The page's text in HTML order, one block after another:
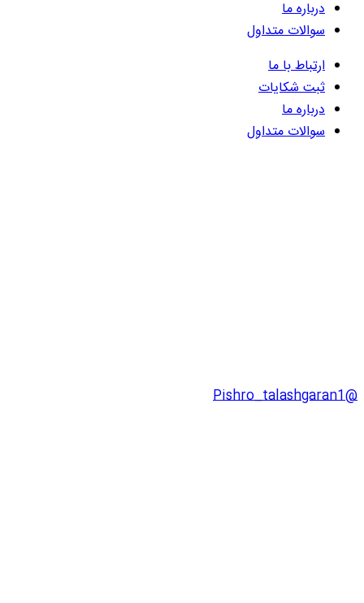
درباره ما
سوالات متداول
ارتباط با ما
ثبت شکایات
درباره ما
سوالات متداول
@Pishro_talashgaran1